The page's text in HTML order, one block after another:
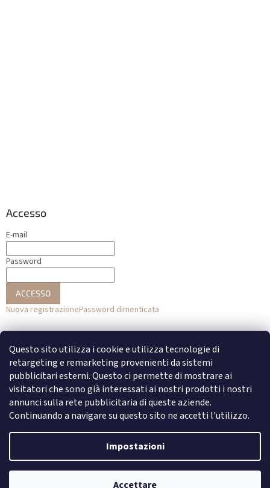
Questo sito utilizza i cookie e utilizza tecnologie di
retargeting e remarketing provenienti da sistemi
pubblicitari esterni. Questo ci permette di mostrare ai
visitatori che sono già interessati ai nostri prodotti i nostri
annunci sulla rete pubblicitaria di queste aziende.
Continuando a navigare su questo sito ne accetti l'utilizzo.
Impostazioni
Accettare
Accesso
E-mail
Password
ACCESSO
Nuova registrazionePassword dimenticata
o
Accesso con Facebook
Accesso con Google
Copyright 2026DENATO. Tutti i diritti riservati.Modifica delle